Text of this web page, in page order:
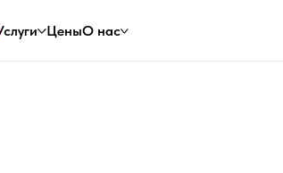
ЦеныО нас